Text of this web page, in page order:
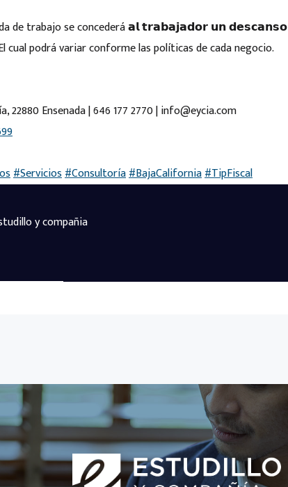
de trabajo se concederá 𝗮𝗹 𝘁𝗿𝗮𝗯𝗮𝗷𝗮𝗱𝗼𝗿 𝘂𝗻 𝗱𝗲𝘀𝗰𝗮𝗻𝘀𝗼
podrá variar conforme las políticas de cada negocio.
22880 Ensenada | 646 177 2770 | info@eycia.com
#Servicios#Consultoría#BajaCalifornia#TipFiscal
y compañia